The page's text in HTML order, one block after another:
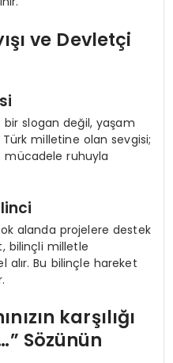
ve Devletçi
slogan değil, yaşam
milletine olan sevgisi;
mücadele ruhuyla
alanda projelere destek
bilinçli milletle
alır. Bu bilinçle hareket
karşılığı
Sözünün